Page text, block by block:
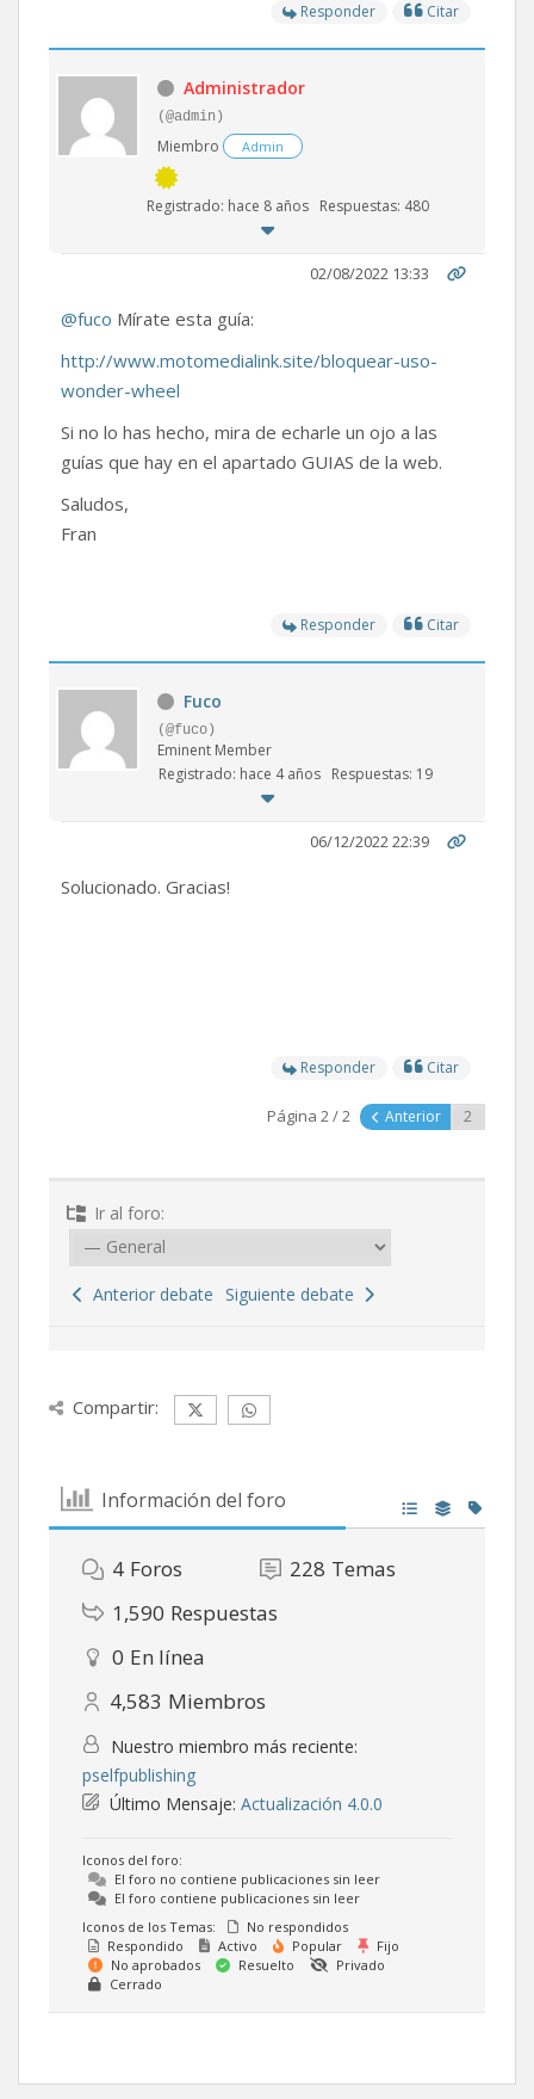
Responder Citar
Administrador
(@admin)
Miembro Admin
Registrado: hace 8 años Respuestas: 480
02/08/2022 13:33
@fuco Mírate esta guía:
http://www.motomedialink.site/bloquear-uso-
wonder-wheel
Si no lo has hecho, mira de echarle un ojo a las
guías que hay en el apartado GUIAS de la web.
Saludos,
Fran
Responder Citar
Fuco
(@fuco)
Eminent Member
Registrado: hace 4 años Respuestas: 19
06/12/2022 22:39
Solucionado. Gracias!
Responder Citar
Página 2 / 2 Anterior
Ir al foro:
Anterior debate Siguiente debate
Compartir:
Información del foro
4 Foros 228 Temas
1,590 Respuestas
0 En línea
4,583 Miembros
Nuestro miembro más reciente:
pselfpublishing
Último Mensaje: Actualización 4.0.0
Iconos del foro:
El foro no contiene publicaciones sin leer
El foro contiene publicaciones sin leer
Iconos de los Temas:
No respondidos
Respondido
Activo Popular
Fijo
No aprobados
Resuelto
Privado
Cerrado